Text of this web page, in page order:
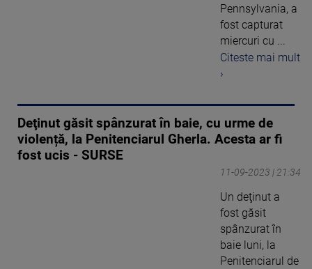
Pennsylvania, a
fost capturat
miercuri cu ...
Citeste mai mult
›
Deţinut găsit spânzurat în baie, cu urme de
violență, la Penitenciarul Gherla. Acesta ar fi
fost ucis - SURSE
11-09-2023 | 21:34
Un deţinut a
fost găsit
spânzurat în
baie luni, la
Penitenciarul de